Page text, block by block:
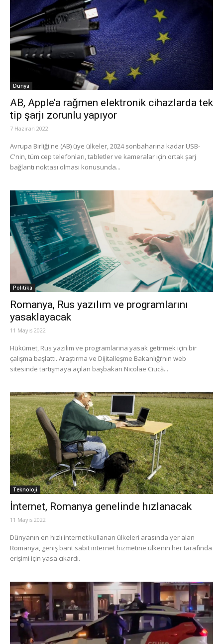
Dünya
AB, Apple’a rağmen elektronik cihazlarda tek
tip şarjı zorunlu yapıyor
7 Haziran 2022
Avrupa Birliği'ne (AB) üye ülkeler, 2024 sonbaharına kadar USB-
C'nin, tüm cep telefonları, tabletler ve kameralar için ortak şarj
bağlantı noktası olması konusunda...
Politika
Romanya, Rus yazılım ve programlarını
yasaklayacak
11 Mayıs 2022
Hükümet, Rus yazılım ve programlarına yasak getirmek için bir
çalışma başlattı. Araştırma ve Dijitalleşme Bakanlığı’nın web
sitesinde tartışmaya açılan başbakan Nicolae Ciucă...
Teknoloji
İnternet, Romanya genelinde hızlanacak
11 Mayıs 2022
Dünyanın en hızlı internet kullanan ülkeleri arasında yer alan
Romanya, geniş bant sabit internet hizmetine ülkenin her tarafında
erişimi için yasa çıkardı.